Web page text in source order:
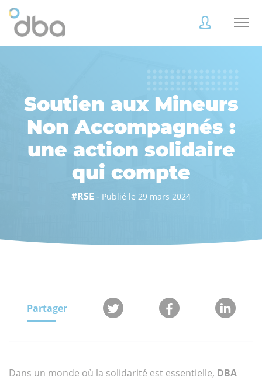
Accès
Accès
Soutien aux Mineurs
Non Accompagnés :
une action solidaire
qui compte
#RSE - Publié le 29 mars 2024
Partager
Dans un monde où la solidarité est essentielle, DBA